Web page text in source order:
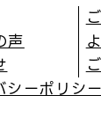
声
シーポリシ